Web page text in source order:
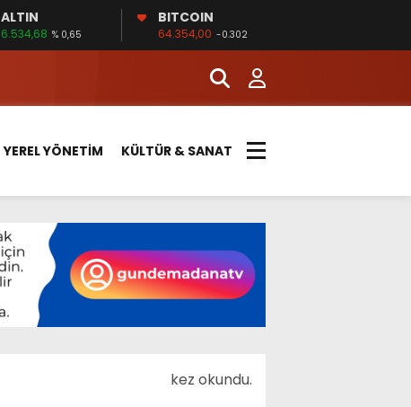
ALTIN
6.534,68 % 0,65
BITCOIN
64.354,00 -0.302
YEREL YÖNETİM KÜLTÜR & SANAT
kez okundu.